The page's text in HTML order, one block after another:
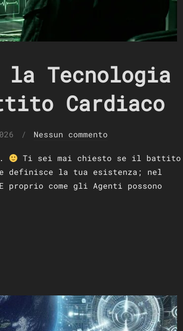
Tecnologia
Cardiaco
Nessun commento
Ti sei mai chiesto se il battito
definisce la tua esistenza; nel
proprio come gli Agenti possono